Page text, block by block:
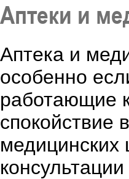
Аптеки и
Аптека и
особенно
работающие
спокойствие
медицинских